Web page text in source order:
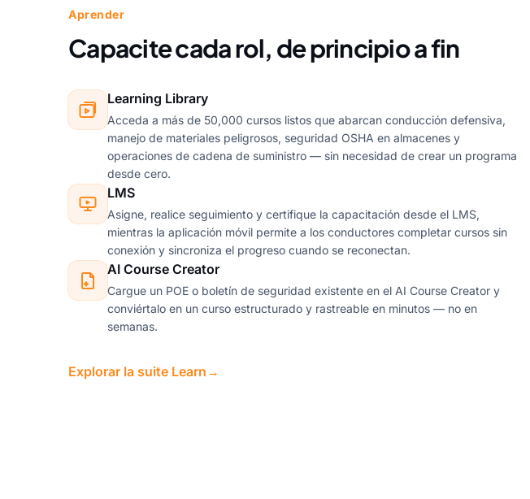
Aprender
Capacite cada rol, de principio a fin
Learning Library
Acceda a más de 50,000 cursos listos que abarcan conducción defensiva,
manejo de materiales peligrosos, seguridad OSHA en almacenes y
operaciones de cadena de suministro — sin necesidad de crear un programa
desde cero.
LMS
Asigne, realice seguimiento y certifique la capacitación desde el LMS,
mientras la aplicación móvil permite a los conductores completar cursos sin
conexión y sincroniza el progreso cuando se reconectan.
AI Course Creator
Cargue un POE o boletín de seguridad existente en el AI Course Creator y
conviértalo en un curso estructurado y rastreable en minutos — no en
semanas.
Explorar la suite Learn →